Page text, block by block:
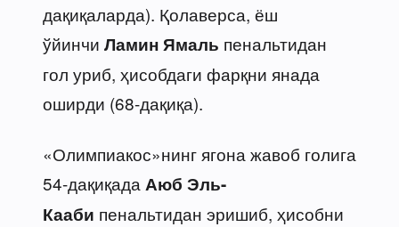
дақиқаларда). Қолаверса, ёш
ўйинчи Ламин Ямаль пенальтидан
гол уриб, ҳисобдаги фарқни янада
оширди (68-дақиқа).
«Олимпиакос»нинг ягона жавоб голига
54-дақиқада Аюб Эль-
Кааби пенальтидан эришиб, ҳисобни